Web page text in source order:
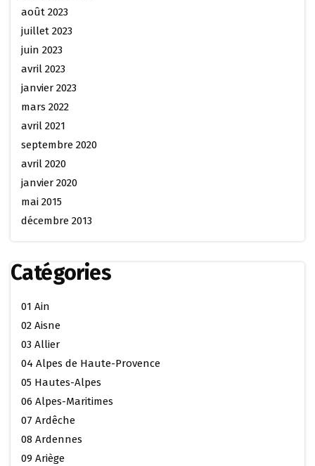
août 2023
juillet 2023
juin 2023
avril 2023
janvier 2023
mars 2022
avril 2021
septembre 2020
avril 2020
janvier 2020
mai 2015
décembre 2013
Catégories
01 Ain
02 Aisne
03 Allier
04 Alpes de Haute-Provence
05 Hautes-Alpes
06 Alpes-Maritimes
07 Ardêche
08 Ardennes
09 Ariège